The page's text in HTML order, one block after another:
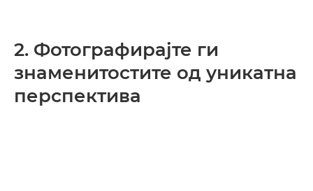
2. Фотографирајте ги
знаменитостите од уникатна
перспектива